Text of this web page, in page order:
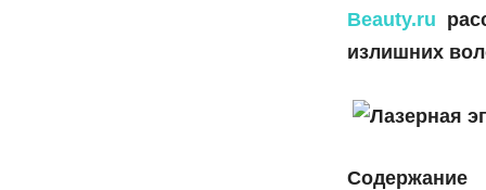
Beauty.ru
излишних
Содержание